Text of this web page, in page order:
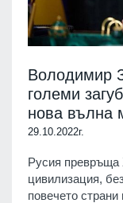
Володимир
големи
нова вълна
29.10.2022г.
Русия превръща
цивилизация,
повечето